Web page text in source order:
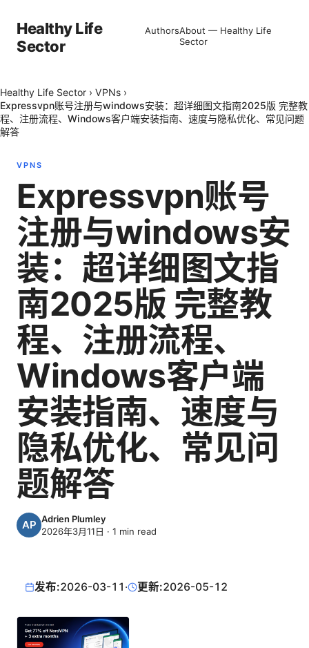
Healthy Life
Sector
AuthorsAbout — Healthy Life
Sector
Healthy Life Sector › VPNs ›
Expressvpn账号注册与windows安装：超详细图文指南2025版 完整教
程、注册流程、Windows客户端安装指南、速度与隐私优化、常见问题
解答
VPNS
Expressvpn账号
注册与windows安
装：超详细图文指
南2025版 完整教
程、注册流程、
Windows客户端
安装指南、速度与
隐私优化、常见问
题解答
Adrien Plumley
2026年3月11日 · 1 min read
发布:2026-03-11 · 更新:2026-05-12